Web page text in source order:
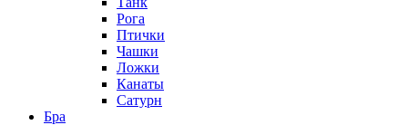
Рога
Птички
Чашки
Ложки
Канаты
Сатурн
Бра